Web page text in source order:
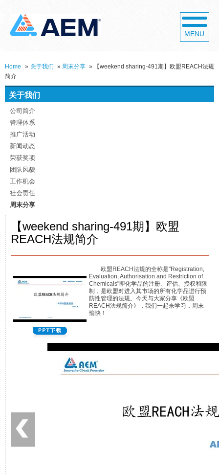
MENU
Home » 关于我们 » 周末分享 »
【weekend sharing-491期】欧盟REACH法规
简介
关于我们
公司简介
管理体系
推广活动
新闻动态
荣获奖项
团队风貌
工作机会
社会责任
周末分享
【weekend sharing-491期】欧盟
REACH法规简介
欧盟REACH法规的全称是"Registration,
Evaluation, Authorisation and Restriction of
Chemicals"即化学品的注册、评估、授权和限
制，是欧盟对进入其市场的所有化学品进行预
防性管理的法规。今天与大家分享《欧盟
REACH法规简介》，我们一起来学习，周末
愉快！